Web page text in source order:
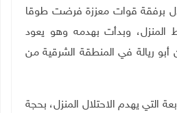
برفقة قوات معززة فرضت طوقا
وبدأت بهدمه وهو يعود
أبو ريالة في المنطقة الشرقية من
التي يهدم الاحتلال المنزل، بحجة